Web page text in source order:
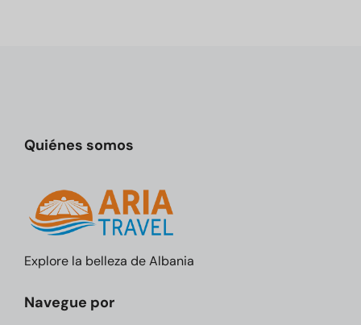
Quiénes somos
Explore la belleza de Albania
Navegue por